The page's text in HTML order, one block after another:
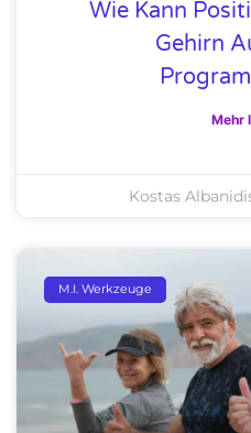
Wie Kann
Gehirn
Mehr
Kostas
M.I. Werkzeuge